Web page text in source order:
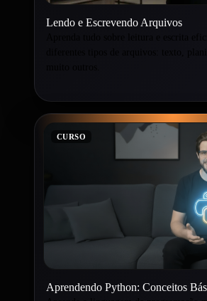
Lendo e Escrevendo Arquivos
diferentes tipos de arquivos: texto,
CURSO
Aprendendo Python: Conceitos